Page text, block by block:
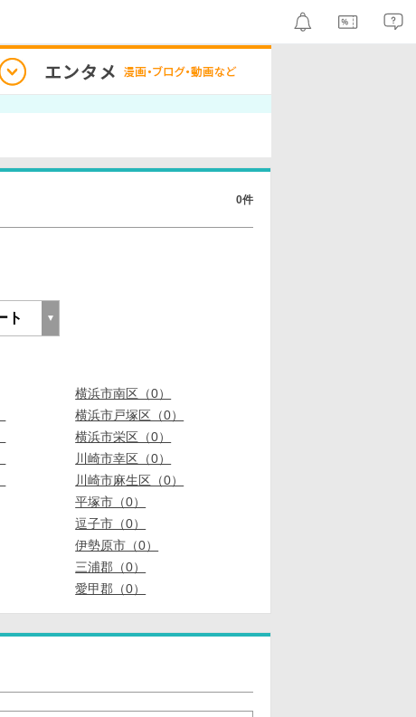
0件
横浜市南区（0）
横浜市戸塚区（0）
横浜市栄区（0）
川崎市幸区（0）
川崎市麻生区（0）
平塚市（0）
逗子市（0）
伊勢原市（0）
三浦郡（0）
愛甲郡（0）